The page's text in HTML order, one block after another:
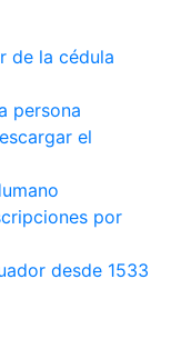
de la cédula
persona
el
por
desde 1533